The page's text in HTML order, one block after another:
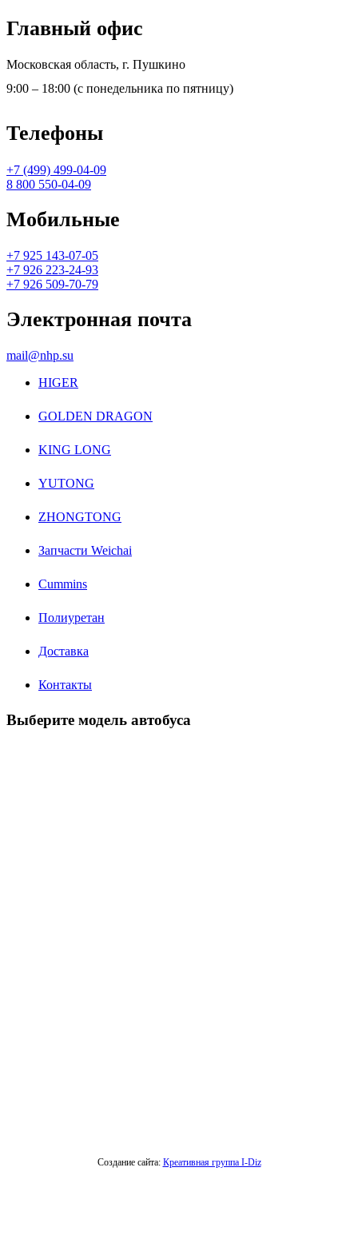
Главный офис
Московская область, г. Пушкино
9:00 – 18:00 (с понедельника по пятницу)
Телефоны
+7 (499) 499-04-09
8 800 550-04-09
Мобильные
+7 925 143-07-05
+7 926 223-24-93
+7 926 509-70-79
Электронная почта
mail@nhp.su
HIGER
GOLDEN DRAGON
KING LONG
YUTONG
ZHONGTONG
Запчасти Weichai
Cummins
Полиуретан
Доставка
Контакты
Выберите модель автобуса
Создание сайта: Креативная группа I-Diz